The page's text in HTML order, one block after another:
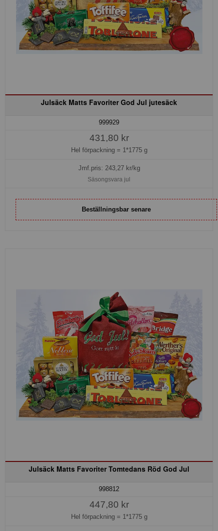
Julsäck Matts Favoriter God Jul jutesäck
999929
431,80 kr
Hel förpackning = 1*1775 g
Jmf.pris: 243,27kr/kg
Säsongsvara jul
Beställningsbar senare
Julsäck Matts Favoriter Tomtedans Röd God Jul
998812
447,80 kr
Hel förpackning = 1*1775 g